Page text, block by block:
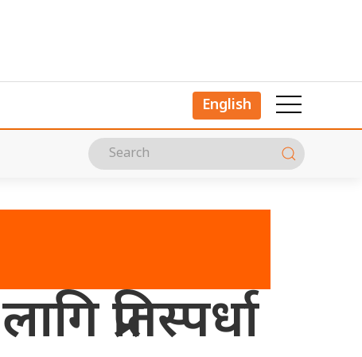
English
प्रतिस्पर्धा